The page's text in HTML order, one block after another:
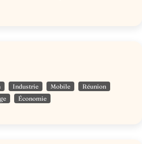
Industrie Mobile
Réunion
Économie